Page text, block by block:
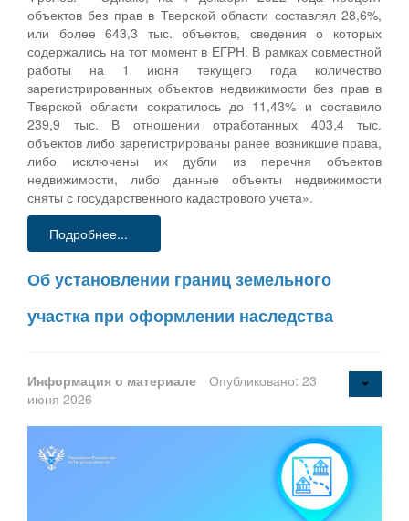
объектов без прав в Тверской области составлял 28,6%,
или более 643,3 тыс. объектов, сведения о которых
содержались на тот момент в ЕГРН. В рамках совместной
работы на 1 июня текущего года количество
зарегистрированных объектов недвижимости без прав в
Тверской области сократилось до 11,43% и составило
239,9 тыс. В отношении отработанных 403,4 тыс.
объектов либо зарегистрированы ранее возникшие права,
либо исключены их дубли из перечня объектов
недвижимости, либо данные объекты недвижимости
сняты с государственного кадастрового учета».
Подробнее...
Об установлении границ земельного
участка при оформлении наследства
Информация о материале
Опубликовано: 23
июня 2026